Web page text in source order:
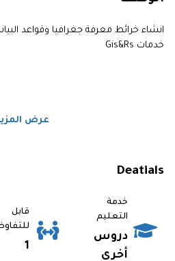
انشاء خرائط معرفة جغرافيا وقواعد
خدمات Gis&Rs
عرض
Deatials
خدمة
التعليم
دروس
أخرى
قابل
1